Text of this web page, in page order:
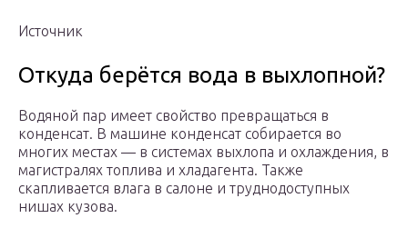
Источник
Откуда берётся вода в выхлопной?
Водяной пар имеет свойство превращаться в
конденсат. В машине конденсат собирается во
многих местах — в системах выхлопа и охлаждения, в
магистралях топлива и хладагента. Также
скапливается влага в салоне и труднодоступных
нишах кузова.